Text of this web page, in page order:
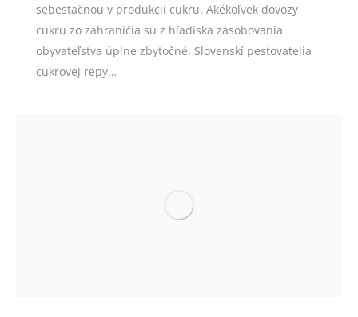
sebestačnou v produkcii cukru. Akékoľvek dovozy
cukru zo zahraničia sú z hľadiska zásobovania
obyvateľstva úplne zbytočné. Slovenskí pestovatelia
cukrovej repy…